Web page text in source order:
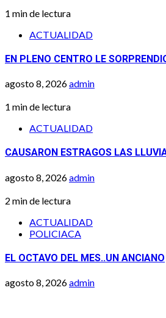
1 min de lectura
ACTUALIDAD
EN PLENO CENTRO LE
agosto 8, 2026admin
1 min de lectura
ACTUALIDAD
CAUSARON ESTRAGOS LAS
agosto 8, 2026admin
2 min de lectura
ACTUALIDAD
POLICIACA
EL OCTAVO DEL MES..UN ANCIANO
agosto 8, 2026admin